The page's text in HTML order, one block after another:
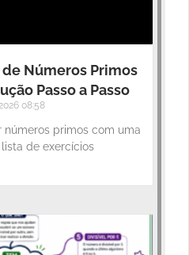
Números Primos
Passo a Passo
08:58
primos com uma
de exercícios